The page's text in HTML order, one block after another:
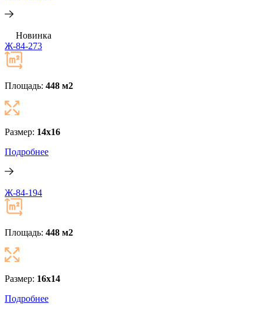
Новинка
Ж-84-273
Площадь: 448 м2
Размер: 14x16
Подробнее
Ж-84-194
Площадь: 448 м2
Размер: 16x14
Подробнее